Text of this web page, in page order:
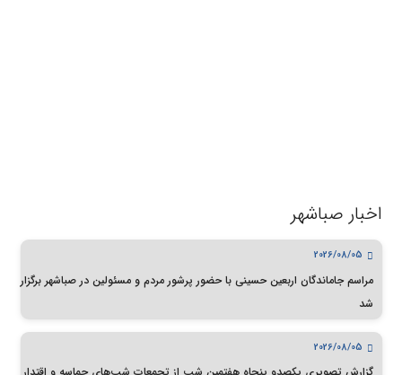
اخبار صباشهر
2026/08/05
مراسم جاماندگان اربعین حسینی با حضور پرشور مردم و مسئولین در صباشهر برگزار
شد
2026/08/05